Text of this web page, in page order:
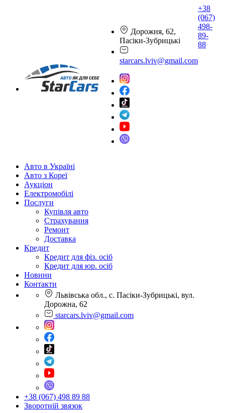
Дорожня, 62,
Пасіки-Зубрицькі
starcars.lviv@gmail.com
+38
(067)
498-
89-
88
Авто в Україні
Авто з Кореї
Аукціон
Електромобілі
Послуги
Купівля авто
Страхування
Ремонт
Доставка
Кредит
Кредит для фіз. осіб
Кредит для юр. осіб
Новини
Контакти
Львівська обл., с. Пасіки-Зубрицькі, вул.
Дорожна, 62
starcars.lviv@gmail.com
+38 (067) 498 89 88
Зворотній звязок